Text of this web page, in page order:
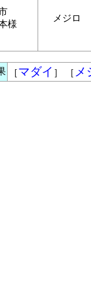
市
様
メジロ
［マダイ ］ ［ メ